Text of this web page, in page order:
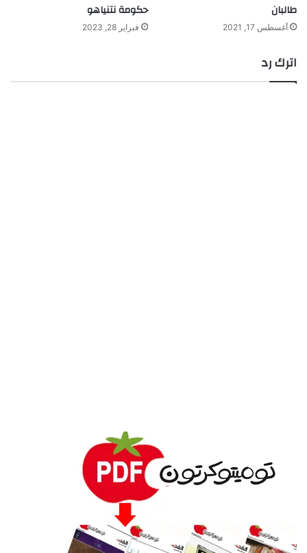
طالبان
أغسطس 17, 2021
حكومة نتنياهو
فبراير 28, 2023
اترك رد